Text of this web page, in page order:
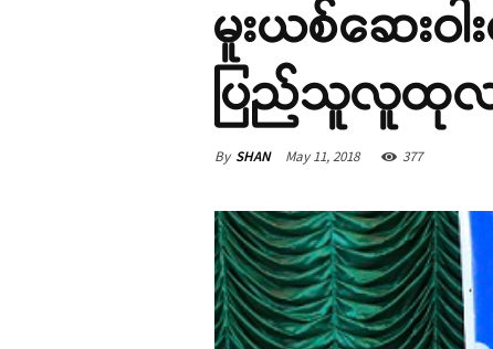
မူးယစ်ဆေးဝ
ပြည်သူလူထုလ
By SHAN May 11, 2018 377